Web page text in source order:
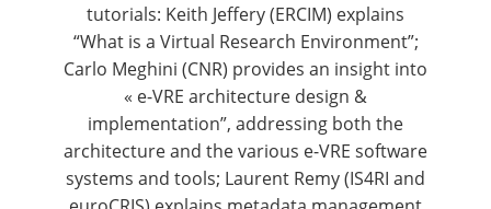
tutorials: Keith Jeffery (ERCIM) explains
“What is a Virtual Research Environment”;
Carlo Meghini (CNR) provides an insight into
« e-VRE architecture design &
implementation”, addressing both the
architecture and the various e-VRE software
systems and tools; Laurent Remy (IS4RI and